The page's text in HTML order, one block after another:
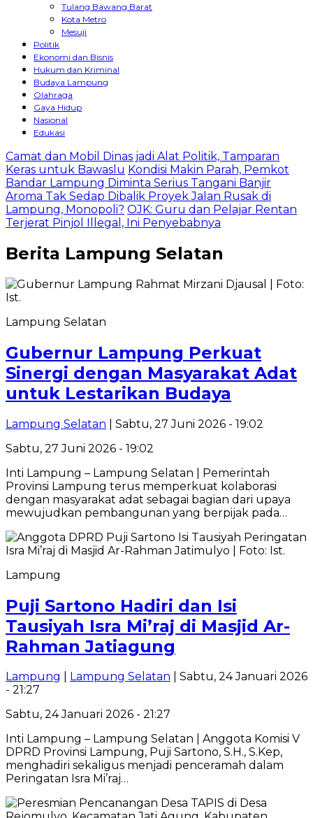
Tulang Bawang Barat
Kota Metro
Mesuji
Politik
Ekonomi dan Bisnis
Hukum dan Kriminal
Budaya Lampung
Olahraga
Gaya Hidup
Nasional
Edukasi
Camat dan Mobil Dinas jadi Alat Politik, Tamparan
Keras untuk Bawaslu Kondisi Makin Parah, Pemkot
Bandar Lampung Diminta Serius Tangani Banjir
Aroma Tak Sedap Dibalik Proyek Jalan Rusak di
Lampung, Monopoli? OJK: Guru dan Pelajar Rentan
Terjerat Pinjol Illegal, Ini Penyebabnya
Berita Lampung Selatan
Lampung Selatan
Gubernur Lampung Perkuat
Sinergi dengan Masyarakat Adat
untuk Lestarikan Budaya
Lampung Selatan | Sabtu, 27 Juni 2026 - 19:02
Sabtu, 27 Juni 2026 - 19:02
Inti Lampung – Lampung Selatan | Pemerintah
Provinsi Lampung terus memperkuat kolaborasi
dengan masyarakat adat sebagai bagian dari upaya
mewujudkan pembangunan yang berpijak pada…
Lampung
Puji Sartono Hadiri dan Isi
Tausiyah Isra Mi’raj di Masjid Ar-
Rahman Jatiagung
Lampung Lampung Selatan | Sabtu, 24 Januari 2026
- 21:27
Sabtu, 24 Januari 2026 - 21:27
Inti Lampung – Lampung Selatan | Anggota Komisi V
DPRD Provinsi Lampung, Puji Sartono, S.H., S.Kep,
menghadiri sekaligus menjadi penceramah dalam
Peringatan Isra Mi’raj…